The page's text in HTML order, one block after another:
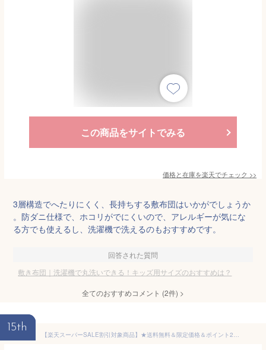
この商品をサイトでみる
価格と在庫を楽天でチェック >>
3層構造でへたりにくく、長持ちする敷布団はいかがでしょうか
。防ダニ仕様で、ホコリがでにくいので、アレルギーが気にな
る方でも使えるし、洗濯機で洗えるのもおすすめです。
回答された質問
敷き布団｜洗濯機で丸洗いできる！キッズ用サイズのおすすめは？
全てのおすすめコメント (2件) >
15th
【楽天スーパーSALE割引対象商品】★送料無料＆限定価格＆ポイント2倍&クーポン！】知恵の輪 全3種コンプリートセット 8点入り 全3種 パズル ちえのわ 知恵玩具 立体 おもちゃ ミステリーリング 手遊び 勉強 教育 玩具 知育 脳トレ 謎解き 立体パズル 遊び ゲーム 子供